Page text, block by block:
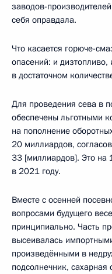
заводов-
себя оправдала.
Что касается горюче-
опасений: и
в достаточном
Для проведения сева в
обеспечены льготными
на пополнение
20 миллиардов,
33 [миллиардов]. Это на
в 2021 году.
Вместе с осенней
вопросами будущего
принципиально. Часть
высеивалась
произведёнными в
подсолнечник, сахарная